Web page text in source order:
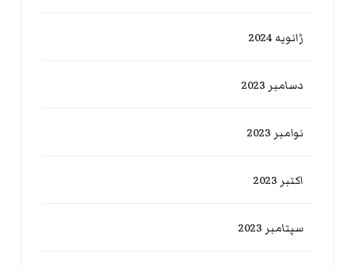
ژانویه 2024
دسامبر 2023
نوامبر 2023
اکتبر 2023
سپتامبر 2023